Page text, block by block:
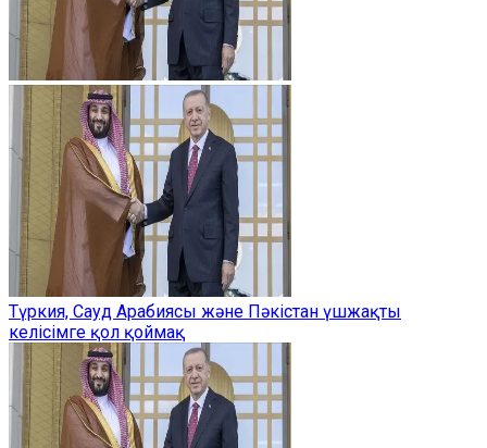
Түркия, Сауд Арабиясы және Пәкістан үшжақты
келісімге қол қоймақ